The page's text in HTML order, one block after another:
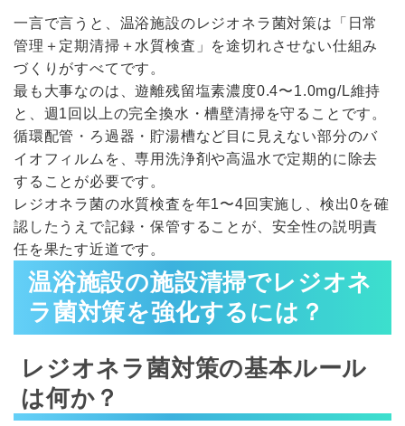
一言で言うと、温浴施設のレジオネラ菌対策は「日常
管理＋定期清掃＋水質検査」を途切れさせない仕組み
づくりがすべてです。
最も大事なのは、遊離残留塩素濃度0.4〜1.0mg/L維持
と、週1回以上の完全換水・槽壁清掃を守ることです。
循環配管・ろ過器・貯湯槽など目に見えない部分のバ
イオフィルムを、専用洗浄剤や高温水で定期的に除去
することが必要です。
レジオネラ菌の水質検査を年1〜4回実施し、検出0を確
認したうえで記録・保管することが、安全性の説明責
任を果たす近道です。
温浴施設の施設清掃でレジオネ
ラ菌対策を強化するには？
レジオネラ菌対策の基本ルール
は何か？